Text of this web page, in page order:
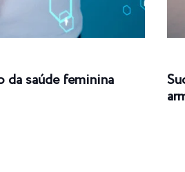
da saúde feminina